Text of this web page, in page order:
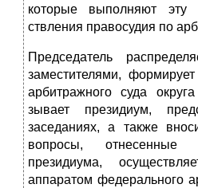
которые выполняют
ствления правосудия по
Председатель
заместителями,
арбитражного суда
зывает президиум,
заседаниях, а также
вопросы,
президиума,
аппаратом федерального